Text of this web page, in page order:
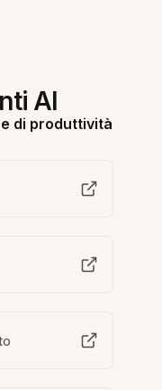
AI
di produttività